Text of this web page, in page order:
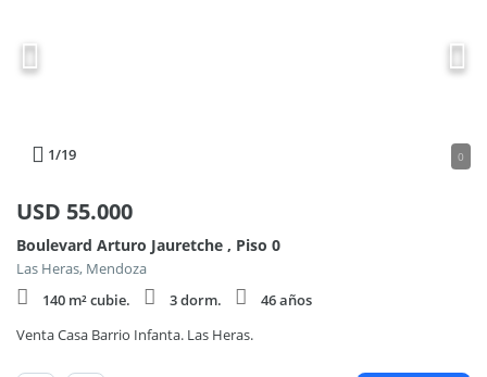
1/19 0
USD 55.000
Boulevard Arturo Jauretche , Piso 0
Las Heras, Mendoza
140 m² cubie.
3 dorm.
46 años
Venta Casa Barrio Infanta. Las Heras.